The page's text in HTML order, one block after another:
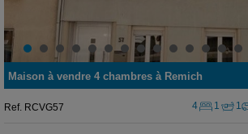
Maison à vendre 4 chambres à Remich
Ref. RCVG57 4 1 1